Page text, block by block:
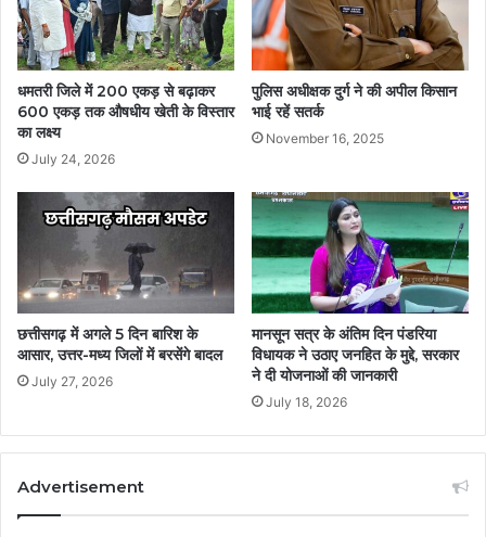
धमतरी जिले में 200 एकड़ से बढ़ाकर
600 एकड़ तक औषधीय खेती के विस्तार
का लक्ष्य
July 24, 2026
पुलिस अधीक्षक दुर्ग ने की अपील किसान
भाई रहें सतर्क
November 16, 2025
छत्तीसगढ़ में अगले 5 दिन बारिश के
आसार, उत्तर-मध्य जिलों में बरसेंगे बादल
July 27, 2026
मानसून सत्र के अंतिम दिन पंडरिया
विधायक ने उठाए जनहित के मुद्दे, सरकार
ने दी योजनाओं की जानकारी
July 18, 2026
Advertisement